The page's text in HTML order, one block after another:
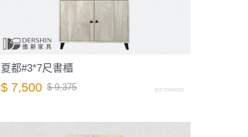
夏都#3*7尺書櫃
$ 7,500 $ 9,375 B0770058000